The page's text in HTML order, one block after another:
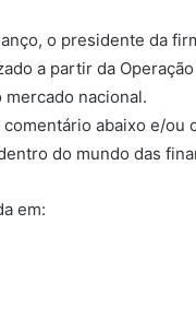
o presidente da
a partir da
nacional.
abaixo e/
do mundo das
em: